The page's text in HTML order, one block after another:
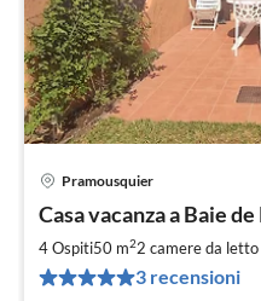
Pramousquier
Casa vacanza a Baie
4 Ospiti50 m22 camere da letto
3 recensioni